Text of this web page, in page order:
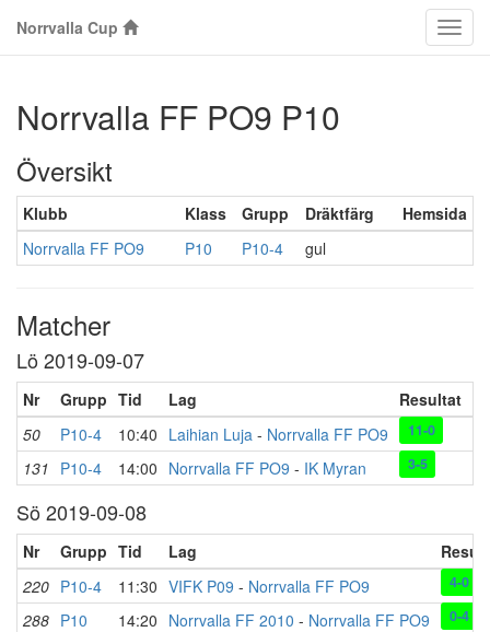
Norrvalla Cup
Norrvalla FF PO9 P10
Översikt
Klubb Klass Grupp Dräktfärg
Hemsida
Norrvalla FF PO9
P10 P10-4 gul
Matcher
Lö 2019-09-07
Nr Grupp Tid Lag Resultat
50
P10-4 10:40 Laihian Luja - Norrvalla FF PO9 11-0
131 P10-4 14:00 Norrvalla FF PO9 - IK Myran 3-5
Sö 2019-09-08
Nr Grupp Tid Lag
220 P10-4 11:30 VIFK P09 - Norrvalla FF PO9 4-0
288 P10 14:20 Norrvalla FF 2010 - Norrvalla FF PO9 0-4